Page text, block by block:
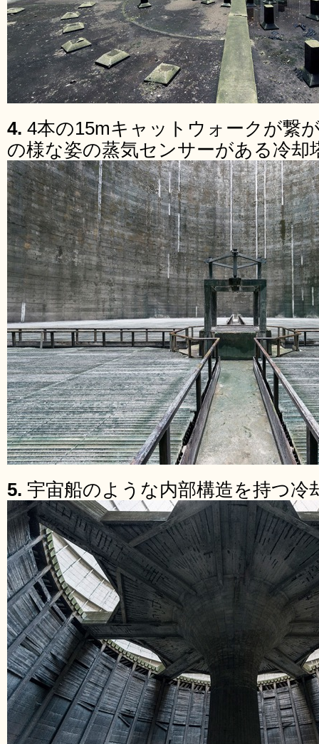
4. 4本の15mキャットウォークが繋
の様な姿の蒸気センサーがある冷却
5. 宇宙船のような内部構造を持つ冷